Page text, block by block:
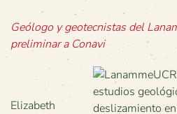
Geólogo y geotecnistas del
preliminar a Conavi
Elizabeth